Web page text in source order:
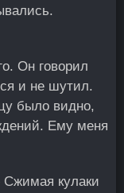
Он говорил
и не шутил.
было видно,
Ему меня
кулаки